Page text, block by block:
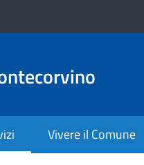
Vivere il Comune